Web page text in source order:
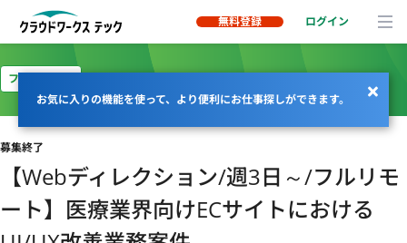
無料登録 ログイン
お気に入りの機能を使って、より便利にお仕事探しができます。
フルリモート
募集終了
【Webディレクション/週3日～/フルリモ
ート】医療業界向けECサイトにおける